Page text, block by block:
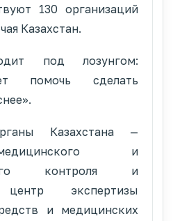
130 организаций
Казахстан.
под лозунгом:
помочь сделать
Казахстана —
и
контроля и
экспертизы
и медицинских